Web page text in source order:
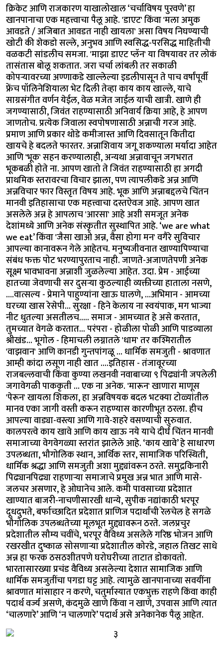
क्रिकेट आणि राजकारण याखालोखाल ‘चर्चाविषय पुरवणे’ हा
खानपानाचा एक महत्त्वाचा पैलू आहे. 'डाएट' किंवा 'मला अमुक
आवडते / अजिबात आवडत नाही खायला' असा विषय निघण्याची
खोटी की शेकडो सल्ले, अनुभव आणि स्वसिद्ध-परसिद्ध माहितीची
वळकटी सांडलीच समजा. 'माझा डाएट प्लॅन' या विषयावर तर लोकं
तासंतास बोलू शकतात. जरा चर्चा लांबली तर सकाळी
कोपऱ्यावरच्या अण्णाकडे खाल्लेल्या इडलीपासून ते पाच वर्षांपूर्वी
फ्रेंच पॉलिनेशियाला भेट दिली तेव्हा काय काय खाल्ले, याचे
साग्रसंगीत वर्णन येईल, वेळ मजेत जाईल याची खात्री. खाणे ही
जगण्यासाठी, जिवंत राहण्यासाठी अनिवार्य क्रिया आहे, हे आपण
जाणतोच. प्रत्येक जिवाला स्वपोषणासाठी अन्नाची गरज आहे.
प्रमाण आणि प्रकार थोडे कमीजास्त आणि दिवसातून कितीदा
खायचे हे बदलते फारतर. अन्नाशिवाय जगू शकण्याला मर्यादा आहेत
आणि 'भूक' सहन करण्यालाही, अन्यथा अन्नावाचून जगभरात
भूकबळी होते ना. आपण खातो ते जिवंत राहण्यासाठी हा अगदी
प्राथमिक स्तरावरचा विचार झाला, पण त्यापलीकडे अन्न आणि
अन्नविचार फार विस्तृत विषय आहे. भूक आणि अन्नाबद्दलचे चिंतन
मानवी इतिहासाचा एक महत्त्वाचा दस्तऐवज आहे. आपण खात
असलेले अन्न हे आपलाच 'आरसा' आहे अशी समजूत अनेक
देशांमध्ये आणि अनेक संस्कृतीत सुस्थापित आहे. ‘we are what
we eat’ किंवा 'जैसा खाओ अन्न, वैसा होगा मन' वगैरे सुविचार
आपल्या कानावरून गेले आहेतच. मनुष्यजीवनात खाण्यापिण्याचा
संबंध फक्त पोट भरण्यापुरताच नाही. जाणते-अजाणतेपणी अनेक
सूक्ष्म भावभावना अन्नाशी जुळलेल्या आहेत. उदा. प्रेम - आईच्या
हातच्या जेवणाची सर दुसऱ्या कुठल्याही व्यक्तीच्या हाताला नसणे,
….वात्सल्य - प्रेमाने पाहुण्यांना खाऊ घालणे, …अभिमान - आमच्या
घरच्या खास रेसेपी... सुरक्षा - हिने केलाय ना स्वयंपाक, मग भाज्या
नीट धुतल्या असतीलच….. समाज - आमच्यात हे असे करतात,
तुमच्यात वेगळे करतात... परंपरा - होळीला पोळी आणि पाडव्याला
श्रीखंड... भूगोल - हिमाचली लग्नातले 'धाम' तर कश्मिरातील
'वाझवान' आणि कानडी गुन्तपांगळू ... धार्मिक समजुती - श्रावणात
आम्ही कांदा लसूण नाही खात ....इतिहास - तंजावूरच्या
राजबल्लवाची किंवा कुण्या लखनवी नवाबाच्या ९ पिढ्यांनी जपलेली
जगावेगळी पाककृती … एक ना अनेक. 'मारून' खाणारा माणूस
'पेरून' खायला शिकला, हा अन्नविषयक बदल भटक्या टोळ्यांतील
मानव एका जागी वस्ती करून राहण्यास कारणीभूत ठरला. हीच
आपल्या वाड्या-वस्त्या आणि गावे-शहरे वसण्याची सुरुवात.
कालपरत्वे काय खावे आणि काय खाऊ नये याचे दीर्घ चिंतन मानवी
समाजाच्या वेगवेगळ्या स्तरांत झालेले आहे. ‘काय खावे’ हे साधारण
उपलब्धता, भौगोलिक स्थान, आर्थिक स्तर, सामाजिक परिस्थिती,
धार्मिक श्रद्धा आणि समजुती अशा मुद्द्यांवरून ठरते. समुद्रकिनारी
पिढ्यानपिढ्या राहणाऱ्या समाजाचे प्रमुख अन्न भात आणि मासे-
जलचर असणार, हे ओघानेच आले. कमी पावसाच्या प्रदेशात
खाण्यात बाजरी-नाचणीसारखी धान्ये, सुपीक नद्यांकाठी भरपूर
दूधदुभते, बर्फाच्छादित प्रदेशात प्राणिज पदार्थांची रेलचेल हे सगळे
भौगोलिक उपलब्धतेच्या मूलभूत मुद्द्यावरून ठरते. जलप्रचुर
प्रदेशातील सौम्य चवींचे, भरपूर वैविध्य असलेले गरिष्ठ भोजन आणि
रखरखीत दुष्काळ सोसणाऱ्या प्रदेशातील कोरडे, जहाल तिखट साधे
अन्न हा फरक ठसठशीतपणे घरोघरीच्या ताटात डोकावतो.
भारतासारख्या प्रचंड वैविध्य असलेल्या देशात सामाजिक आणि
धार्मिक समजुतींचा पगडा घट्ट आहे. त्यामुळे खानपानाच्या सवयींना
श्रावणात मांसाहार न करणे, चतुर्मास्यात एकभुक्त राहणे किंवा काही
पदार्थ वर्ज्य असणे, कंदमुळे खाणे किंवा न खाणे, उपवास आणि त्यात
‘चालणारे’ आणि ‘न चालणारे’ पदार्थ असे अनेकानेक पैलू आहेत.